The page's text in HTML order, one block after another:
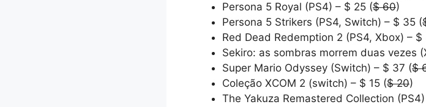
Persona 5 Royal (PS4) – $ 25 ($ 60)
Persona 5 Strikers (PS4, Switch) – $ 35 (
Red Dead Redemption 2 (PS4, Xbox) – $
Sekiro: as sombras morrem duas vezes
Super Mario Odyssey (Switch) – $ 37 ($
Coleção XCOM 2 (switch) – $ 15 ($ 20)
The Yakuza Remastered Collection